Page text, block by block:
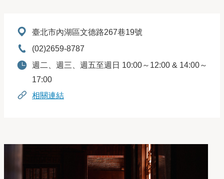
地址：臺北市內湖區文德路267巷19號
電話：(02)2659-8787
開放時間：
週二、週三、週五至週日 10:00～12:00 & 14:00～
17:00
相關連結